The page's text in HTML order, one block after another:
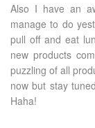
Also I have an
manage to do
pull off and eat
new products
puzzling of all
now but stay
Haha!